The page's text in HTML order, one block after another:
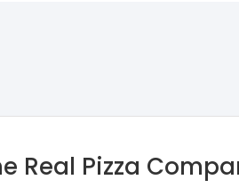
Real Pizza